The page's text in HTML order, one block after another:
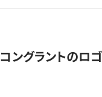
コングラントのロ